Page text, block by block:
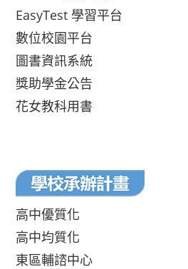
EasyTest 學習平台
數位校園平台
圖書資訊系統
獎助學金公告
花女教科用書
高中優質化
高中均質化
東區輔諮中心